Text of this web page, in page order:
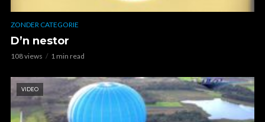
ZONDER CATEGORIE
D’n nestor
108 views 1 min read
VIDEO